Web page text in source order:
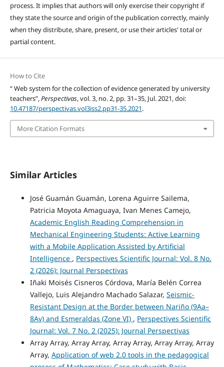
process. It implies that authors will only exercise their copyright if
they state the source and origin of the publication correctly, mainly
when they distribute, share, present, or use their articles' total or
partial content.
How to Cite
“ Web system for the collection of evidence generated by university
teachers”,Perspectivas, vol. 3, no. 2, pp. 31–35, Jul. 2021, doi:
10.47187/perspectivas.vol3iss2.pp31-35.2021.
More Citation Formats
Similar Articles
José Guamán Guamán, Lorena Aguirre Sailema,
Patricia Moyota Amaguaya, Ivan Menes Camejo,
Academic English Reading Comprehension in
Mechanical Engineering Students: Active Learning
with a Mobile Application Assisted by Artificial
Intelligence , Perspectives Scientific Journal: Vol. 8 No.
2 (2026): Journal Perspectivas
Iñaki Moisés Cisneros Córdova, María Belén Correa
Vallejo, Luis Alejandro Machado Salazar, Seismic-
Resistant Design at the Border between Nariño (9Aa–
8Av) and Esmeraldas (Zone VI) , Perspectives Scientific
Journal: Vol. 7 No. 2 (2025): Journal Perspectivas
Array Array, Array Array, Array Array, Array Array, Array
Array, Application of web 2.0 tools in the pedagogical